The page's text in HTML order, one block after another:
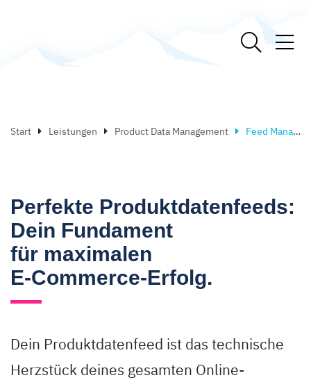
Start Leistungen Product Data Management Feed Management
Perfekte Produktdatenfeeds:
Dein Fundament
für maximalen
E-Commerce-Erfolg.
Dein Produktdatenfeed ist das technische
Herzstück deines gesamten Online-